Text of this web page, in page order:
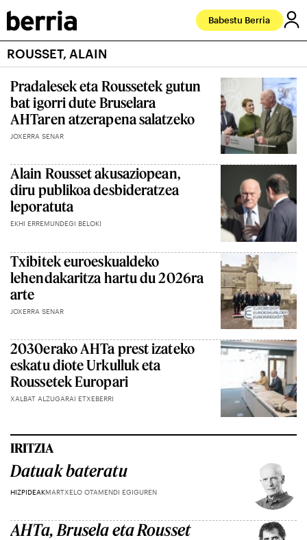
Babestu Berria
ROUSSET, ALAIN
Pradalesek eta Roussetek gutun
bat igorri dute Bruselara
AHTaren atzerapena salatzeko
JOXERRA SENAR
Alain Rousset akusaziopean,
diru publikoa desbideratzea
leporatuta
EKHI ERREMUNDEGI BELOKI
Txibitek euroeskualdeko
lehendakaritza hartu du 2026ra
arte
JOXERRA SENAR
2030erako AHTa prest izateko
eskatu diote Urkulluk eta
Roussetek Europari
XALBAT ALZUGARAI ETXEBERRI
IRITZIA
Datuak bateratu
HIZPIDEAKMARTXELO OTAMENDI EGIGUREN
AHTa, Brusela eta Rousset